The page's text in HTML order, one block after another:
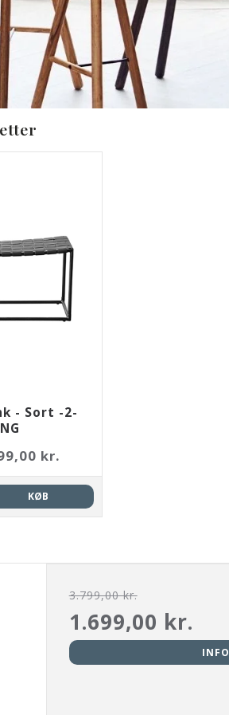
- Sort -2-
kr.
KØB
3.799,00 kr.
1.699,00 kr.
INFO